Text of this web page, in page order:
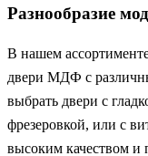
Разнообразие
В нашем
двери МДФ с
выбрать двери с
фрезеровкой, или с
высоким качеством и